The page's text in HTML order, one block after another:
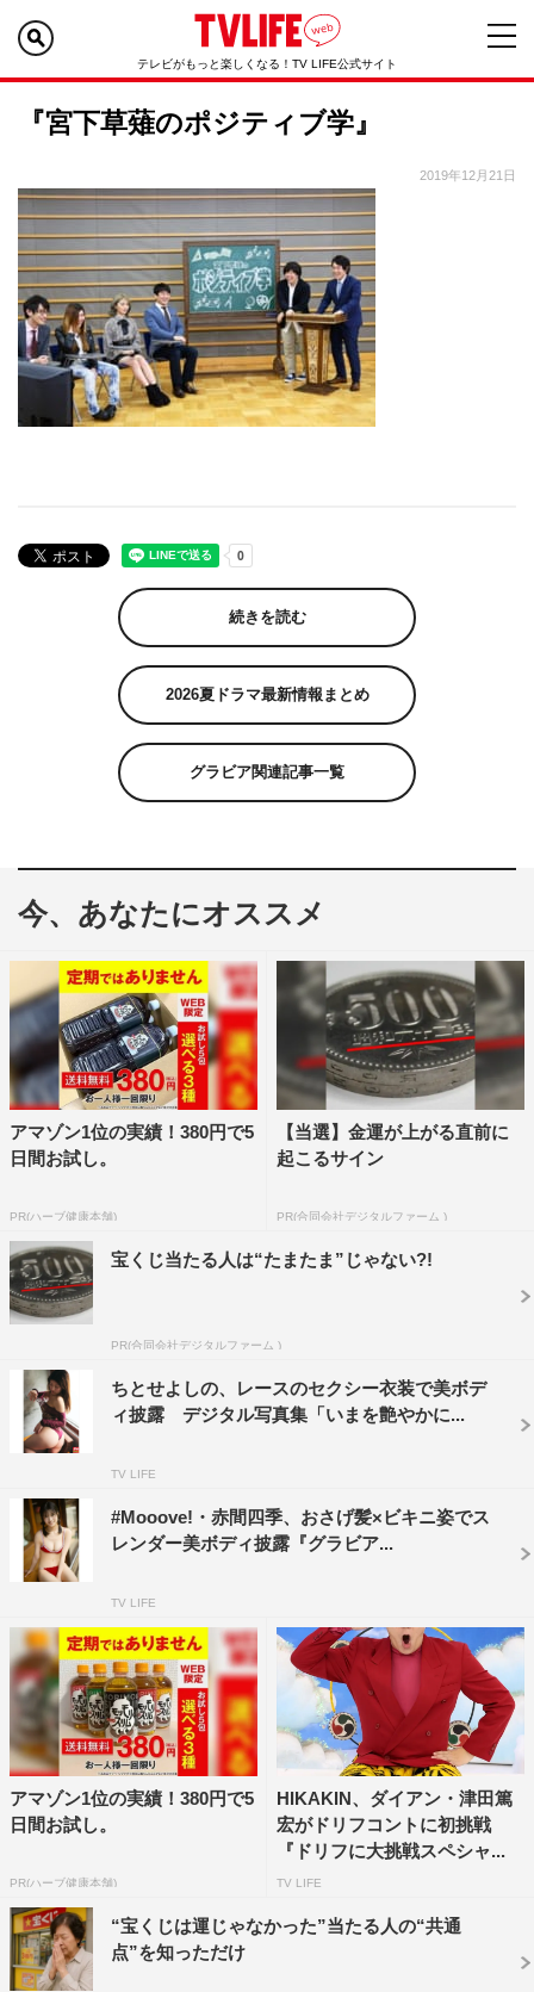
テレビがもっと楽しくなる！TV LIFE公式サイト
『宮下草薙のポジティブ学』
2019年12月21日
続きを読む
2026夏ドラマ最新情報まとめ
グラビア関連記事一覧
今、あなたにオススメ
アマゾン1位の実績！380円で5
日間お試し。
PR(ハーブ健康本舗)
【当選】金運が上がる直前に
起こるサイン
PR(合同会社デジタルファーム )
宝くじ当たる人は“たまたま”じゃない?!
PR(合同会社デジタルファーム )
ちとせよしの、レースのセクシー衣装で美ボデ
ィ披露 デジタル写真集「いまを艶やかに...
TV LIFE
#Mooove!・赤間四季、おさげ髪×ビキニ姿でス
レンダー美ボディ披露『グラビア...
TV LIFE
アマゾン1位の実績！380円で5
日間お試し。
PR(ハーブ健康本舗)
HIKAKIN、ダイアン・津田篤
宏がドリフコントに初挑戦
『ドリフに大挑戦スペシャ...
TV LIFE
“宝くじは運じゃなかった”当たる人の“共通
点”を知っただけ